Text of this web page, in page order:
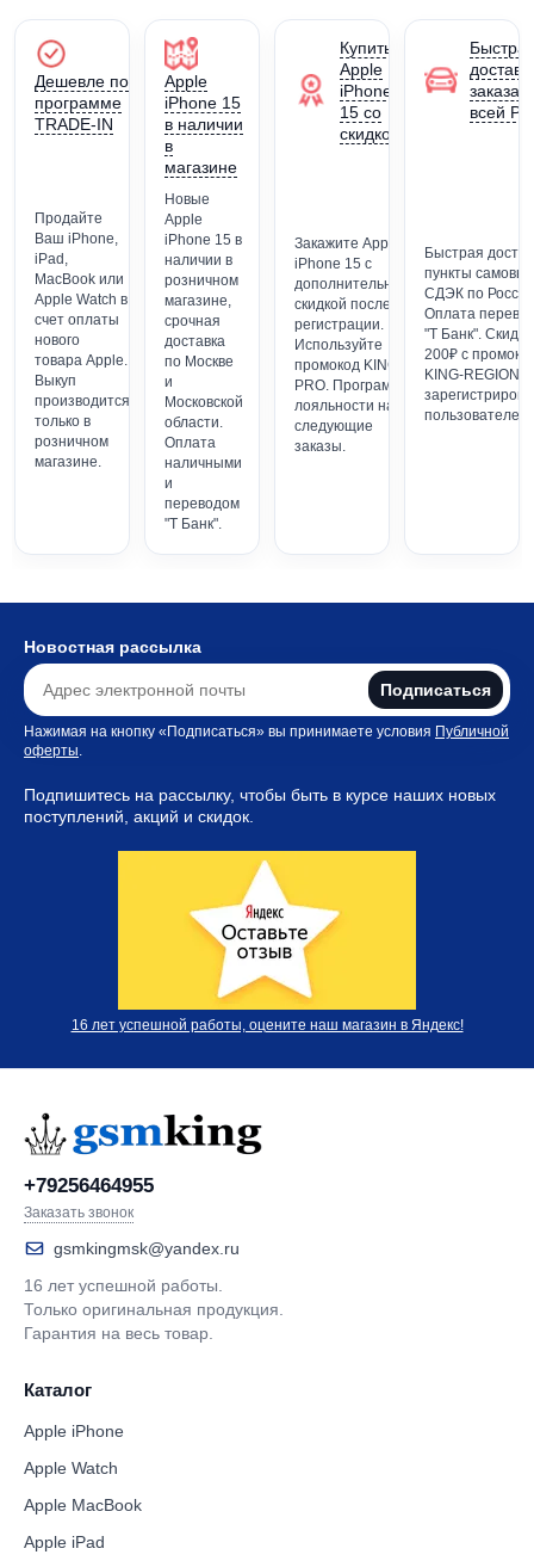
Дешевле по
программе
TRADE-IN
Продайте
Ваш iPhone,
iPad,
MacBook или
Apple Watch в
счет оплаты
нового
товара Apple.
Выкуп
производится
только в
розничном
магазине.
Apple
iPhone 15
в наличии
в
магазине
Новые
Apple
iPhone 15 в
наличии в
розничном
магазине,
срочная
доставка
по Москве
и
Московской
области.
Оплата
наличными
и
переводом
"Т Банк".
Купить
Apple
iPhone
15 со
скидкой
Закажите Apple
iPhone 15 с
дополнительной
скидкой после
регистрации.
Используйте
промокод KING-
PRO. Программа
лояльности на
следующие
заказы.
заказа
всей
Быстрая
пункты
СДЭК по
Оплата
"Т Банк". Скидка
200₽ с
KING-REGION
пользователей)
Новостная рассылка
Подписаться
Нажимая на кнопку «Подписаться» вы принимаете условия Публичной
оферты.
Подпишитесь на рассылку, чтобы быть в курсе наших новых
поступлений, акций и скидок.
16 лет успешной работы, оцените наш магазин в Яндекс!
+79256464955
Заказать звонок
gsmkingmsk@yandex.ru
16 лет успешной работы.
Только оригинальная продукция.
Гарантия на весь товар.
Каталог
Apple iPhone
Apple Watch
Apple MacBook
Apple iPad